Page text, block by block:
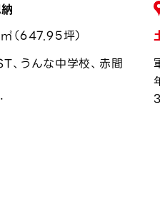
（647.95坪）
、うんな中学校、赤間